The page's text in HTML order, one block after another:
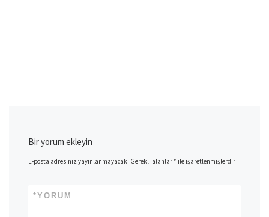
Bir yorum ekleyin
E-posta adresiniz yayınlanmayacak. Gerekli alanlar* ile işaretlenmişlerdir
YORUM
*